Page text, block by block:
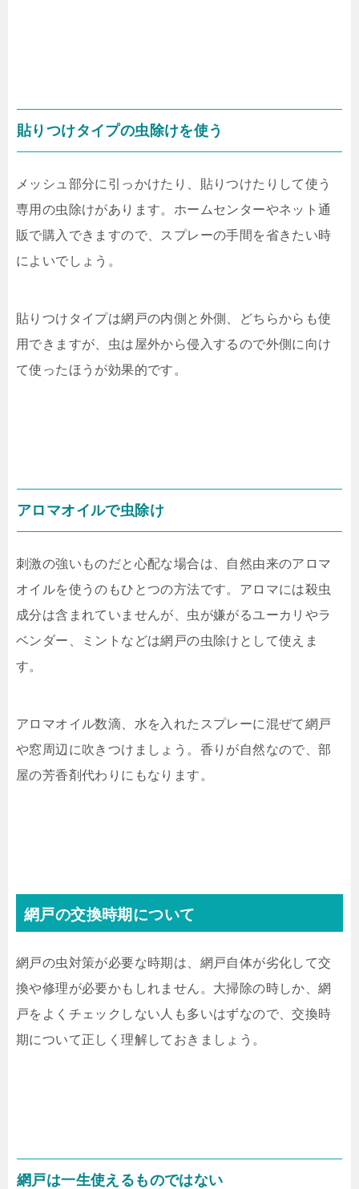
貼りつけタイプの虫除けを使う
メッシュ部分に引っかけたり、貼りつけたりして使う
専用の虫除けがあります。ホームセンターやネット通
販で購入できますので、スプレーの手間を省きたい時
によいでしょう。
貼りつけタイプは網戸の内側と外側、どちらからも使
用できますが、虫は屋外から侵入するので外側に向け
て使ったほうが効果的です。
アロマオイルで虫除け
刺激の強いものだと心配な場合は、自然由来のアロマ
オイルを使うのもひとつの方法です。アロマには殺虫
成分は含まれていませんが、虫が嫌がるユーカリやラ
ベンダー、ミントなどは網戸の虫除けとして使えま
す。
アロマオイル数滴、水を入れたスプレーに混ぜて網戸
や窓周辺に吹きつけましょう。香りが自然なので、部
屋の芳香剤代わりにもなります。
網戸の交換時期について
網戸の虫対策が必要な時期は、網戸自体が劣化して交
換や修理が必要かもしれません。大掃除の時しか、網
戸をよくチェックしない人も多いはずなので、交換時
期について正しく理解しておきましょう。
網戸は一生使えるものではない